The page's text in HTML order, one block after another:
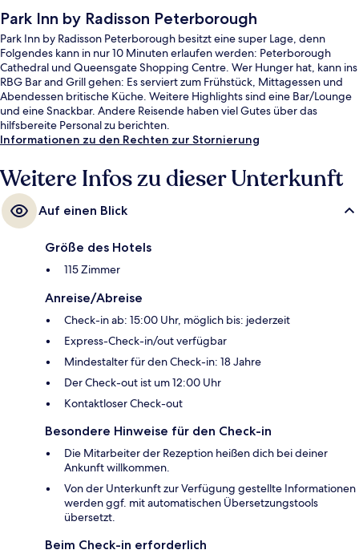
Park Inn by Radisson Peterborough
Park Inn by Radisson Peterborough besitzt eine super Lage, denn
Folgendes kann in nur 10 Minuten erlaufen werden: Peterborough
Cathedral und Queensgate Shopping Centre. Wer Hunger hat, kann ins
RBG Bar and Grill gehen: Es serviert zum Frühstück, Mittagessen und
Abendessen britische Küche. Weitere Highlights sind eine Bar/Lounge
und eine Snackbar. Andere Reisende haben viel Gutes über das
hilfsbereite Personal zu berichten.
Informationen zu den Rechten zur Stornierung
Weitere Infos zu dieser Unterkunft
Auf einen Blick
Größe des Hotels
115 Zimmer
Anreise/Abreise
Check-in ab: 15:00 Uhr, möglich bis: jederzeit
Express-Check-in/out verfügbar
Mindestalter für den Check-in: 18 Jahre
Der Check-out ist um 12:00 Uhr
Kontaktloser Check-out
Besondere Hinweise für den Check-in
Die Mitarbeiter der Rezeption heißen dich bei deiner
Ankunft willkommen.
Von der Unterkunft zur Verfügung gestellte Informationen
werden ggf. mit automatischen Übersetzungstools
übersetzt.
Beim Check-in erforderlich